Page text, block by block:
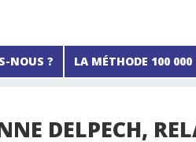
NOUS ? LA MÉTHODE 100 000
DELPECH,